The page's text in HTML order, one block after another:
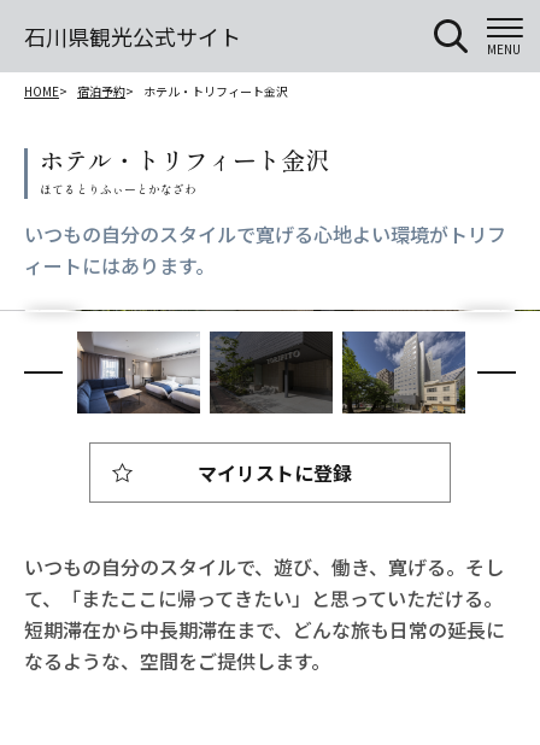
石川県観光公式サイト MENU
HOME 宿泊予約 ホテル・トリフィート金沢
ホテル・トリフィート金沢
いつもの自分のスタイルで寛げる心地よい環境がトリフ
ィートにはあります。
いつもの自分のスタイルで、遊び、働き、寛げる。そし
て、「またここに帰ってきたい」と思っていただける。
短期滞在から中長期滞在まで、どんな旅も日常の延長に
なるような、空間をご提供します。
マイリストに登録